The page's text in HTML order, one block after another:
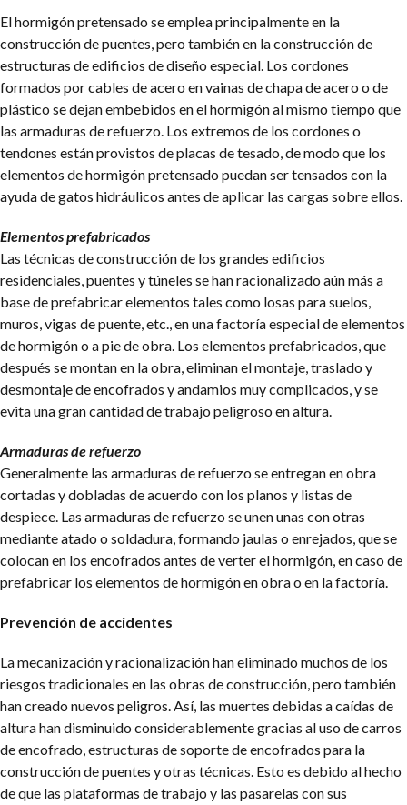
El hormigón pretensado se emplea principalmente en la
construcción de puentes, pero también en la construcción de
estructuras de edificios de diseño especial. Los cordones
formados por cables de acero en vainas de chapa de acero o de
plástico se dejan embebidos en el hormigón al mismo tiempo que
las armaduras de refuerzo. Los extremos de los cordones o
tendones están provistos de placas de tesado, de modo que los
elementos de hormigón pretensado puedan ser tensados con la
ayuda de gatos hidráulicos antes de aplicar las cargas sobre ellos.
Elementos prefabricados
Las técnicas de construcción de los grandes edificios
residenciales, puentes y túneles se han racionalizado aún más a
base de prefabricar elementos tales como losas para suelos,
muros, vigas de puente, etc., en una factoría especial de elementos
de hormigón o a pie de obra. Los elementos prefabricados, que
después se montan en la obra, eliminan el montaje, traslado y
desmontaje de encofrados y andamios muy complicados, y se
evita una gran cantidad de trabajo peligroso en altura.
Armaduras de refuerzo
Generalmente las armaduras de refuerzo se entregan en obra
cortadas y dobladas de acuerdo con los planos y listas de
despiece. Las armaduras de refuerzo se unen unas con otras
mediante atado o soldadura, formando jaulas o enrejados, que se
colocan en los encofrados antes de verter el hormigón, en caso de
prefabricar los elementos de hormigón en obra o en la factoría.
Prevención de accidentes
La mecanización y racionalización han eliminado muchos de los
riesgos tradicionales en las obras de construcción, pero también
han creado nuevos peligros. Así, las muertes debidas a caídas de
altura han disminuido considerablemente gracias al uso de carros
de encofrado, estructuras de soporte de encofrados para la
construcción de puentes y otras técnicas. Esto es debido al hecho
de que las plataformas de trabajo y las pasarelas con sus